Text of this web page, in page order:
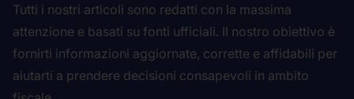
Tutti i nostri articoli sono redatti con la massima
attenzione e basati su fonti ufficiali. Il nostro obiettivo è
fornirti informazioni aggiornate, corrette e affidabili per
aiutarti a prendere decisioni consapevoli in ambito